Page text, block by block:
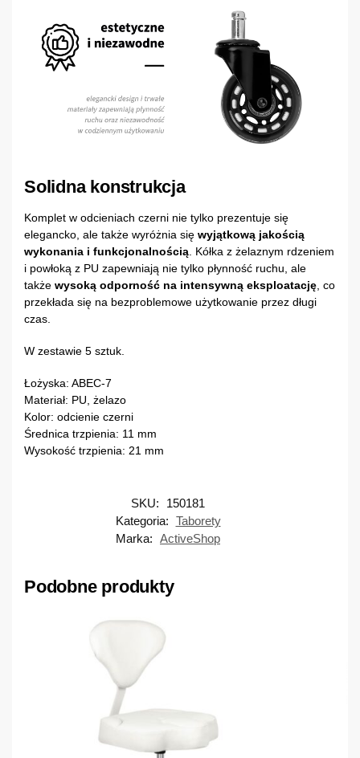
Solidna konstrukcja
Komplet w odcieniach czerni nie tylko prezentuje się
elegancko, ale także wyróżnia się wyjątkową jakością
wykonania i funkcjonalnością . Kółka z żelaznym rdzeniem
i powłoką z PU zapewniają nie tylko płynność ruchu, ale
także wysoką odporność na intensywną eksploatację , co
przekłada się na bezproblemowe użytkowanie przez długi
czas.
W zestawie 5 sztuk.
Łożyska: ABEC-7
Materiał: PU, żelazo
Kolor: odcienie czerni
Średnica trzpienia: 11 mm
Wysokość trzpienia: 21 mm
SKU:
150181
Kategoria: Taborety
Marka: ActiveShop
Podobne produkty